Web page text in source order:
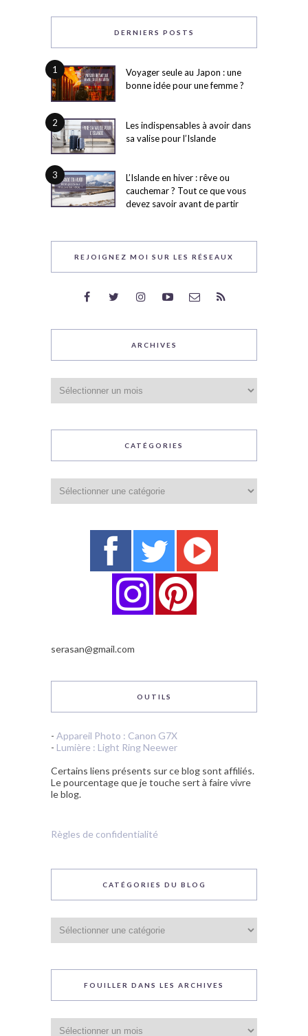
DERNIERS POSTS
1
Voyager seule au Japon : une
bonne idée pour une femme ?
2
Les indispensables à avoir dans
sa valise pour l’Islande
3
L’Islande en hiver : rêve ou
cauchemar ? Tout ce que vous
devez savoir avant de partir
REJOIGNEZ MOI SUR LES RÉSEAUX
ARCHIVES
CATÉGORIES
serasan@gmail.com
OUTILS
- Appareil Photo : Canon G7X
- Lumière : Light Ring Neewer
Certains liens présents sur ce blog sont affiliés.
Le pourcentage que je touche sert à faire vivre
le blog.
Règles de confidentialité
CATÉGORIES DU BLOG
du
blog
FOUILLER DANS LES ARCHIVES